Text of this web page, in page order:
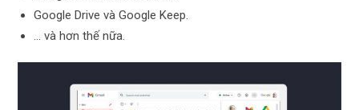
Google Drive và Google Keep.
… và hơn thế nữa.